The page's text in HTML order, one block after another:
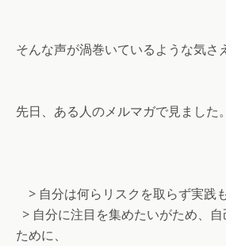
そんな声が渦巻いているような気さ
先日、ある人のメルマガで見ました。
> 自分は何らリスクを取らず実践も
> 自分に注目を集めたいがため、
ために、